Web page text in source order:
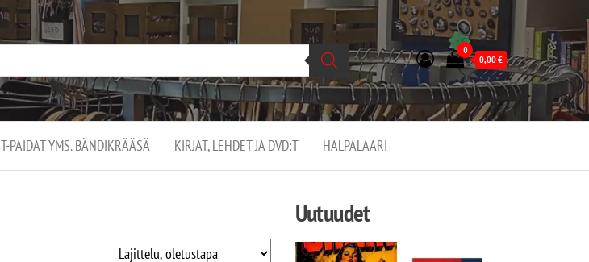
0
0,00€
T-PAIDAT YMS. BÄNDIKRÄÄSÄ KIRJAT, LEHDET JA DVD:T HALPALAARI
Uutuudet